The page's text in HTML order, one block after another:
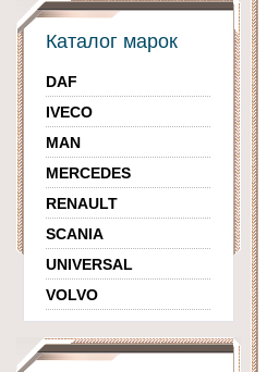
Каталог марок
DAF
IVECO
MAN
MERCEDES
RENAULT
SCANIA
UNIVERSAL
VOLVO